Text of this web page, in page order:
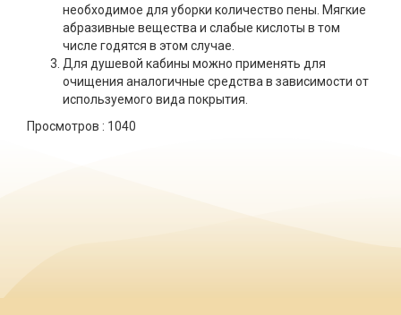
необходимое для уборки количество пены. Мягкие
абразивные вещества и слабые кислоты в том
числе годятся в этом случае.
Для душевой кабины можно применять для
очищения аналогичные средства в зависимости от
используемого вида покрытия.
Просмотров : 1040